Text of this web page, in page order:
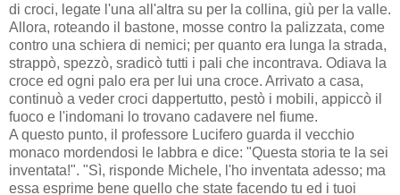
di croci, legate l'una all'altra su per la collina, giù per la valle.
Allora, roteando il bastone, mosse contro la palizzata, come
contro una schiera di nemici; per quanto era lunga la strada,
strappò, spezzò, sradicò tutti i pali che incontrava. Odiava la
croce ed ogni palo era per lui una croce. Arrivato a casa,
continuò a veder croci dappertutto, pestò i mobili, appiccò il
fuoco e l'indomani lo trovano cadavere nel fiume.
A questo punto, il professore Lucifero guarda il vecchio
monaco mordendosi le labbra e dice: "Questa storia te la sei
inventata!". "Sì, risponde Michele, l'ho inventata adesso; ma
essa esprime bene quello che state facendo tu ed i tuoi